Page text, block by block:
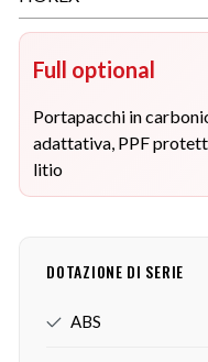
Full optional
Portapacchi in
adattativa, PPF
litio
DOTAZIONE DI SERIE
ABS